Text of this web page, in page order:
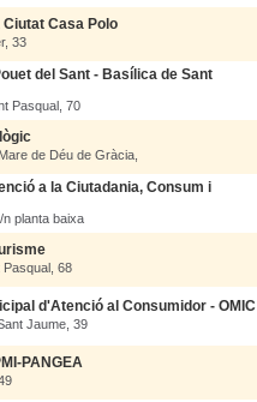
Ciutat Casa Polo
33
del Sant - Basílica de Sant
Pasqual, 70
de Déu de Gràcia,
a la Ciutadania, Consum i
n planta baixa
Pasqual, 68
d'Atenció al Consumidor - OMIC
Jaume, 39
PANGEA